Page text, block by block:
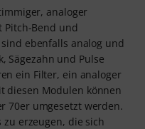
analoger
Pitch-Bend und
ebenfalls analog und
Sägezahn und Pulse
ein Filter, ein analoger
diesen Modulen können
70er umgesetzt werden.
zu erzeugen, die sich